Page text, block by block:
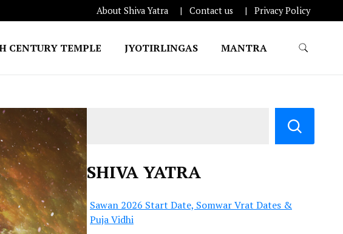
About Shiva Yatra Contact us Privacy Policy
CENTURY TEMPLE JYOTIRLINGAS MANTRA
SHIVA YATRA
Sawan 2026 Start Date, Somwar Vrat Dates &
Puja Vidhi